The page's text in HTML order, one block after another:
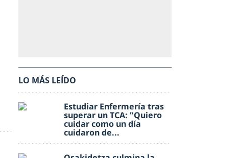
LO MÁS LEÍDO
Estudiar Enfermería tras
superar un TCA: "Quiero
cuidar como un día
cuidaron de...